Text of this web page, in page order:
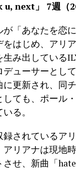
u, next」 7週（
が「あなたを恋
をはじめ、アリ
生み出している
デューサーとし
に更新され、同
しても、ポール
る。
録されているア
アリアナは現地
させ、新曲「